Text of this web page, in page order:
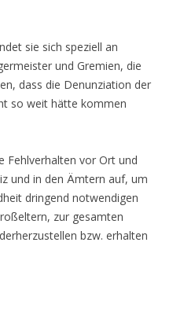
sie sich speziell an
und Gremien, die
dass die Denunziation der
so weit hätte kommen
Fehlverhalten vor Ort und
und in den Ämtern auf, um
dringend notwendigen
zur gesamten
bzw. erhalten